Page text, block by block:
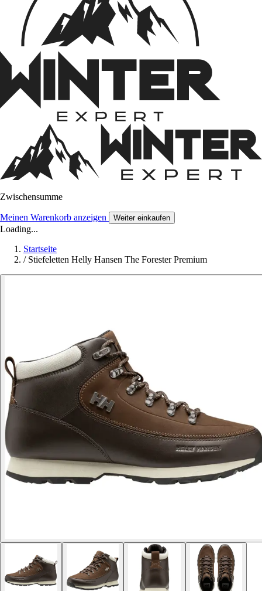
Zwischensumme
Meinen Warenkorb anzeigen Weiter einkaufen
Loading...
Startseite
/ Stiefeletten Helly Hansen The Forester Premium